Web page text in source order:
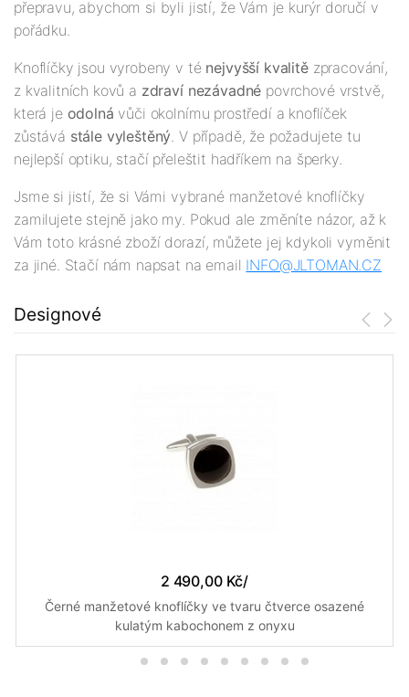
přepravu, abychom si byli jistí, že Vám je kurýr doručí v
pořádku.
Knoflíčky jsou vyrobeny v té nejvyšší kvalitězpracování,
z kvalitních kovů a zdraví nezávadné povrchové vrstvě,
která je odolná vůči okolnímu prostředí a knoflíček
zůstává stále vyleštěný. V případě, že požadujete tu
nejlepší optiku, stačí přeleštit hadříkem na šperky.
Jsme si jistí, že si Vámi vybrané manžetové knoflíčky
zamilujete stejně jako my. Pokud ale změníte názor, až k
Vám toto krásné zboží dorazí, můžete jej kdykoli vyměnit
za jiné. Stačí nám napsat na email INFO@JLTOMAN.CZ
Designové
2 490,00 Kč/
Černé manžetové knoflíčky ve tvaru čtverce osazené
kulatým kabochonem z onyxu